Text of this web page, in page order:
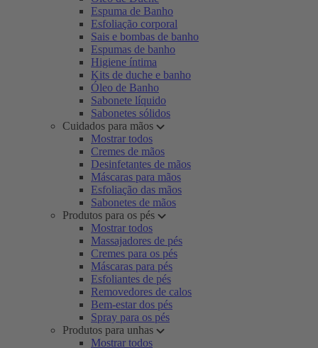
Espuma de Banho
Esfoliação corporal
Sais e bombas de banho
Espumas de banho
Higiene íntima
Kits de duche e banho
Óleo de Banho
Sabonete líquido
Sabonetes sólidos
Cuidados para mãos
Mostrar todos
Cremes de mãos
Desinfetantes de mãos
Máscaras para mãos
Esfoliação das mãos
Sabonetes de mãos
Produtos para os pés
Mostrar todos
Massajadores de pés
Cremes para os pés
Máscaras para pés
Esfoliantes de pés
Removedores de calos
Bem-estar dos pés
Spray para os pés
Produtos para unhas
Mostrar todos